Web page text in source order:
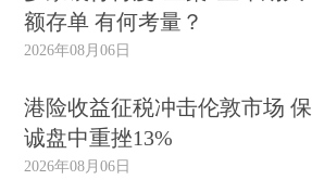
额存单 有何考量？
2026年08月06日
港险收益征税冲击伦敦市场 保
诚盘中重挫13%
2026年08月06日